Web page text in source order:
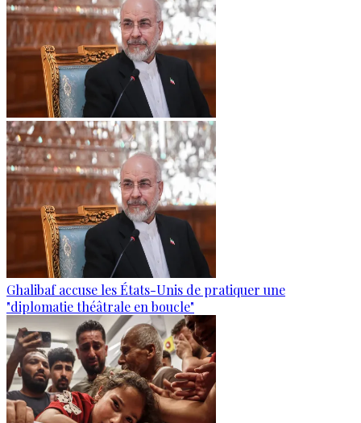
Ghalibaf accuse les États-Unis de pratiquer une
"diplomatie théâtrale en boucle"